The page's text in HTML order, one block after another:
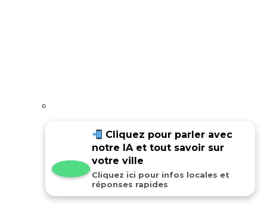
témoignage de son fils Luis
Cliquez pour parler avec
notre IA et tout savoir sur
votre ville
Cliquez ici pour infos locales et
réponses rapides